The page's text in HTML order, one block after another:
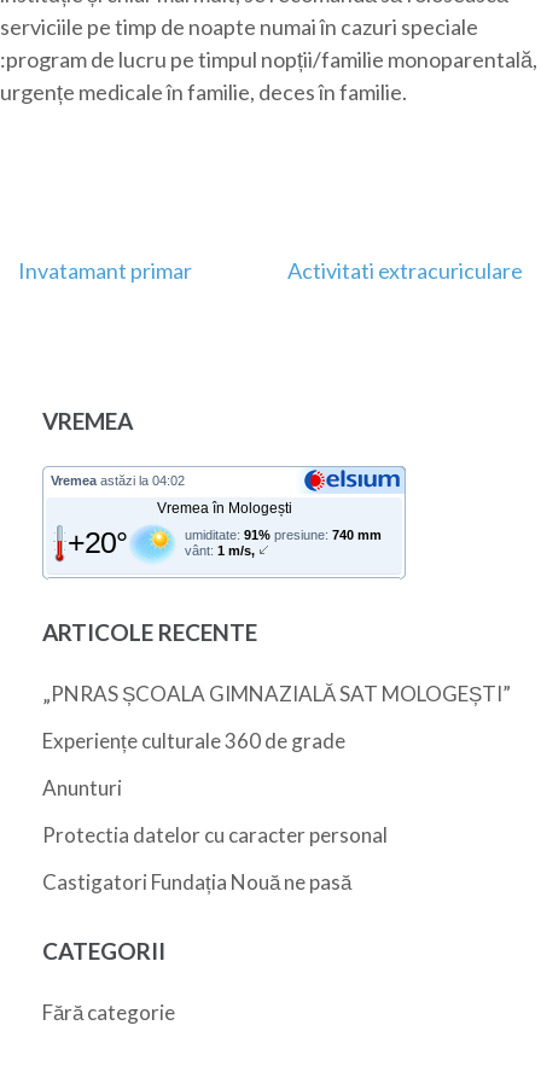
serviciile pe timp de noapte numai în cazuri speciale
:program de lucru pe timpul nopții/familie monoparentală,
urgențe medicale în familie, deces în familie.
Navigare
Invatamant primar Activitati extracuriculare
VREMEA
Vremea astăzi la 04:02
Vremea în Mologești
+20° umiditate: 91% presiune: 740 mm
vânt: 1 m/s,
ARTICOLE RECENTE
„PNRAS ȘCOALA GIMNAZIALĂ SAT MOLOGEȘTI”
Experiențe culturale 360 de grade
Anunturi
Protectia datelor cu caracter personal
Castigatori Fundația Nouă ne pasă
CATEGORII
Fără categorie